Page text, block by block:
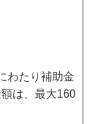
わたり補助金
は、最大160